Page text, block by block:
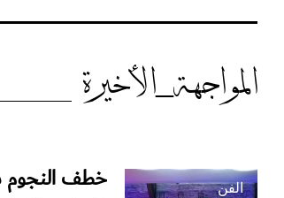
الوسم:
المواجهة_الأخيرة
الفن خطف النجوم